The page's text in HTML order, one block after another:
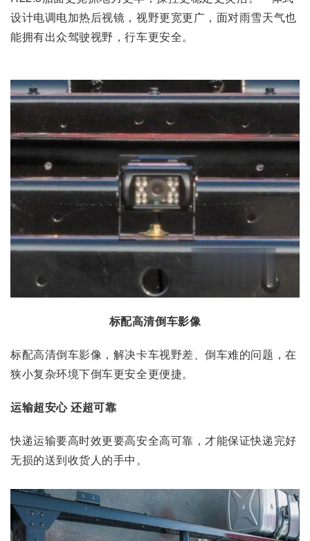
设计电调电加热后视镜，视野更宽更广，面对雨雪天气也
能拥有出众驾驶视野，行车更安全。
标配高清倒车影像
标配高清倒车影像，解决卡车视野差、倒车难的问题，在
狭小复杂环境下倒车更安全更便捷。
运输超安心 还超可靠
快递运输要高时效更要高安全高可靠，才能保证快递完好
无损的送到收货人的手中。